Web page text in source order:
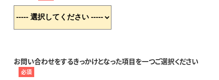
お問い合わせをするきっかけとなった項目を一つご選択ください
必須